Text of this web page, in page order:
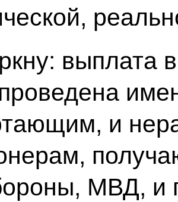
выплата
и
МВД, и